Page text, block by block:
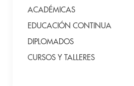
ACADÉMICAS
EDUCACIÓN CONTINUA
DIPLOMADOS
CURSOS Y TALLERES